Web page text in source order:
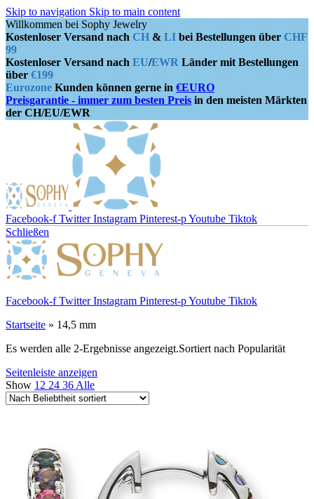
Skip to navigation Skip to main content
Willkommen bei Sophy Jewelry
Kostenloser Versand nach CH & LI bei Bestellungen über CHF
99
Kostenloser Versand nach EU/EWR Länder mit Bestellungen
über €199
Eurozone Kunden können gerne in €EURO
Preisgarantie - immer zum besten Preis in den meisten Märkten
der CH/EU/EWR
Facebook-f Twitter Instagram Pinterest-pYoutube Tiktok
Schließen
Facebook-f Twitter Instagram Pinterest-pYoutube Tiktok
Startseite » 14,5 mm
Es werden alle 2-Ergebnisse angezeigt.Sortiert nach Popularität
Seitenleiste anzeigen
Show 12 24 36 Alle